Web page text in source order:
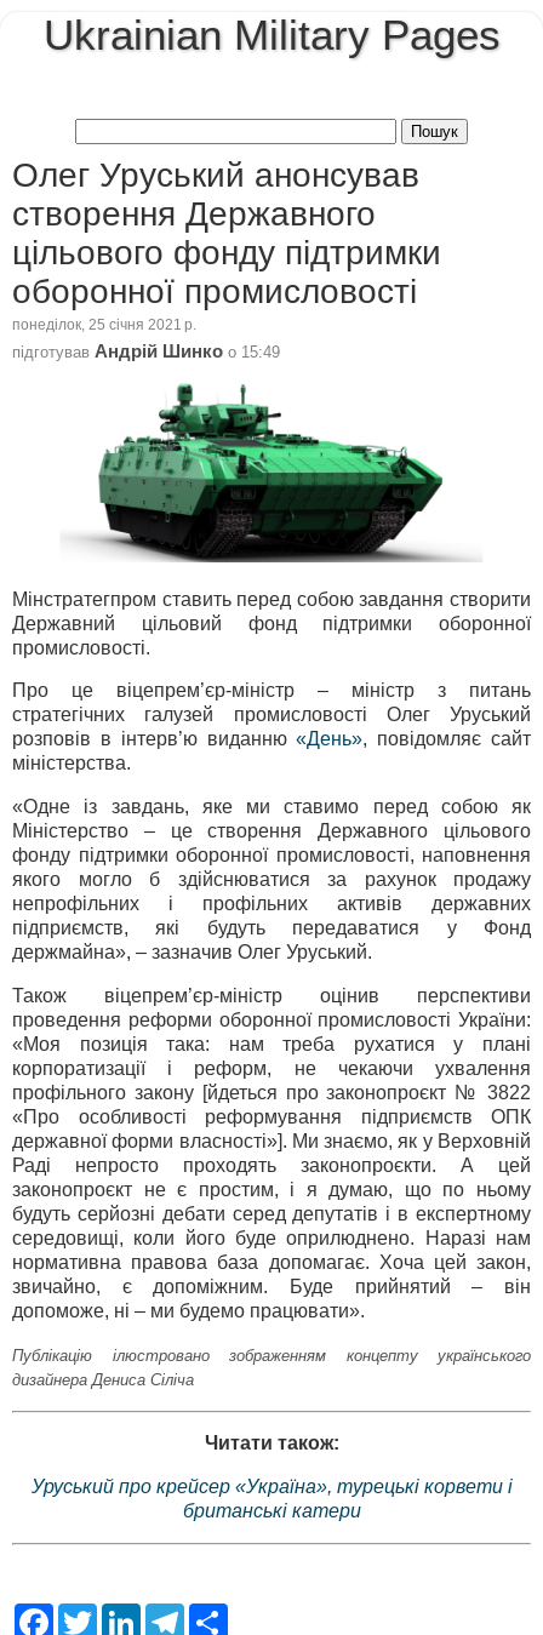
Ukrainian Military Pages
Олег Уруський анонсував
створення Державного
цільового фонду підтримки
оборонної промисловості
понеділок, 25 січня 2021 р.
підготував Андрій Шинко о 15:49
Мінстратегпром ставить перед собою завдання створити
Державний цільовий фонд підтримки оборонної
промисловості.
Про це віцепрем’єр-міністр – міністр з питань
стратегічних галузей промисловості Олег Уруський
розповів в інтерв’ю виданню«День», повідомляє сайт
міністерства.
«Одне із завдань, яке ми ставимо перед собою як
Міністерство – це створення Державного цільового
фонду підтримки оборонної промисловості, наповнення
якого могло б здійснюватися за рахунок продажу
непрофільних і профільних активів державних
підприємств, які будуть передаватися у Фонд
держмайна», – зазначив Олег Уруський.
Також віцепрем’єр-міністр оцінив перспективи
проведення реформи оборонної промисловості України:
«Моя позиція така: нам треба рухатися у плані
корпоратизації і реформ, не чекаючи ухвалення
профільного закону [йдеться про законопроєкт № 3822
«Про особливості реформування підприємств ОПК
державної форми власності»]. Ми знаємо, як у Верховній
Раді непросто проходять законопроєкти. А цей
законопроєкт не є простим, і я думаю, що по ньому
будуть серйозні дебати серед депутатів і в експертному
середовищі, коли його буде оприлюднено. Наразі нам
нормативна правова база допомагає. Хоча цей закон,
звичайно, є допоміжним. Буде прийнятий – він
допоможе, ні – ми будемо працювати».
Публікацію ілюстровано зображенням концепту українського
дизайнера Дениса Сіліча
Читати також:
Уруський про крейсер «Україна», турецькі корвети і
британські катери
F
T
L
T